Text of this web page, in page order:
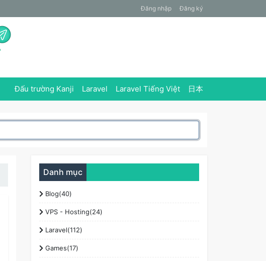
Đăng nhập Đăng ký
Đấu trường Kanji Laravel Laravel Tiếng Việt 日本
Danh mục
Blog(40)
VPS - Hosting(24)
Laravel(112)
Games(17)